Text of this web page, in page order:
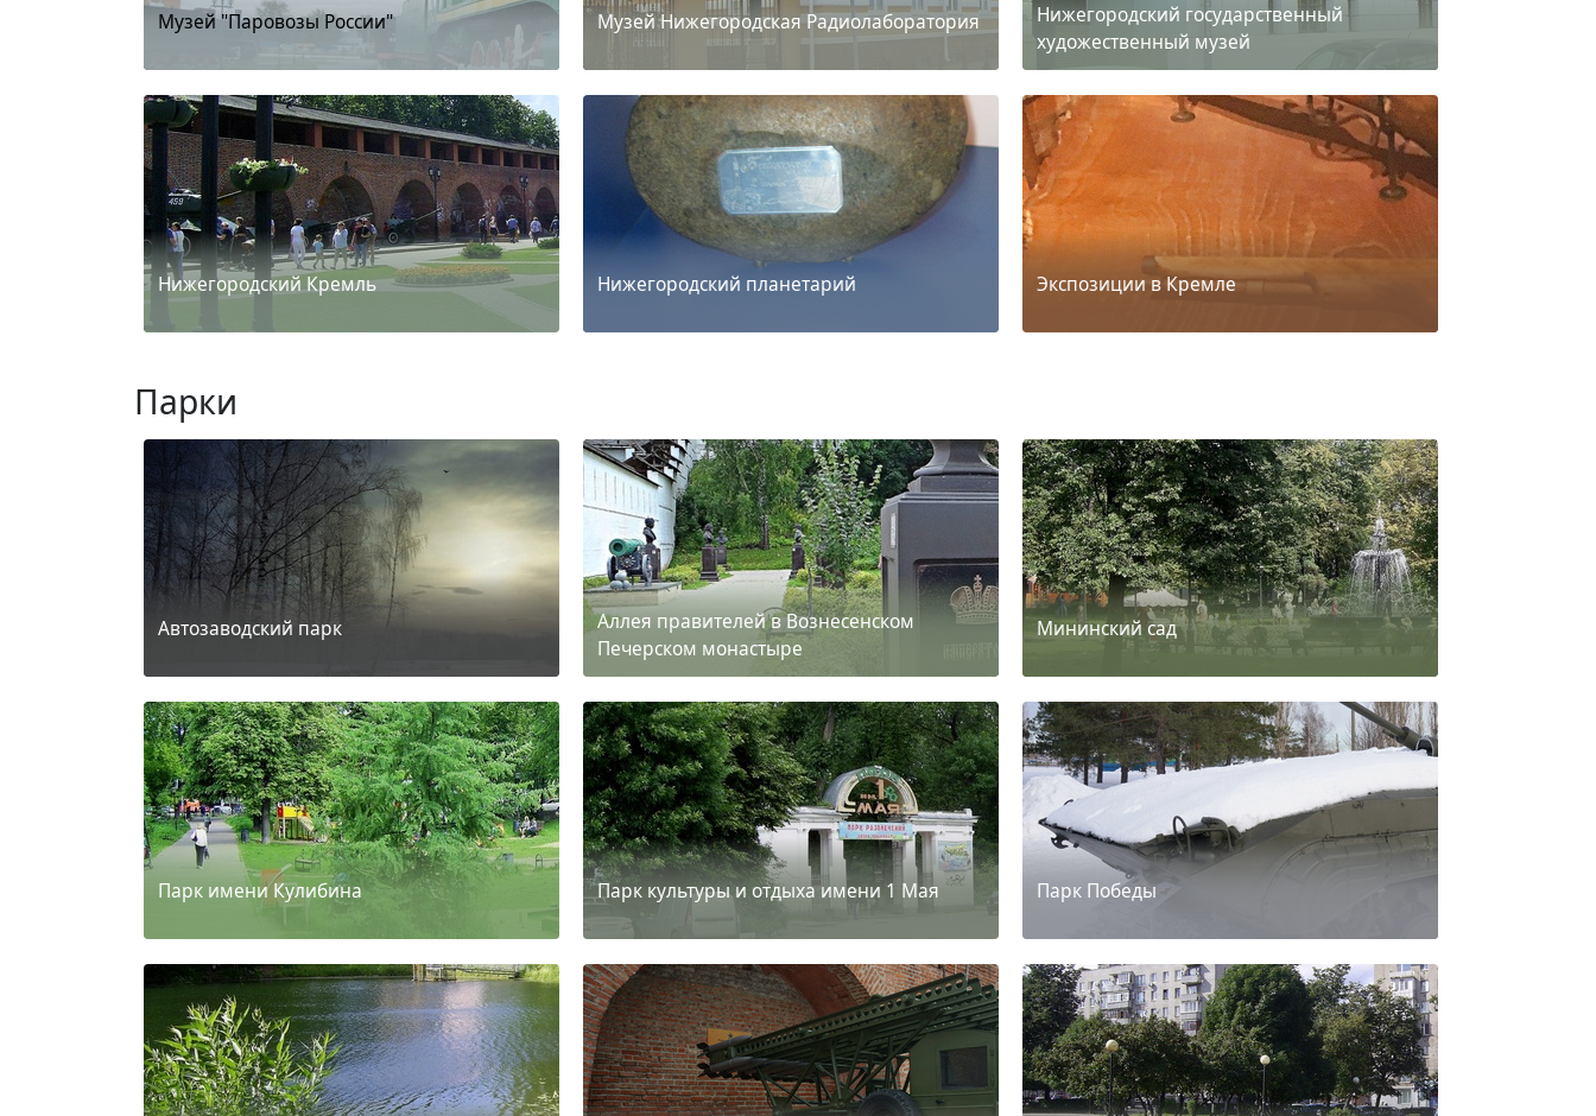
Музей "Паровозы России" Музей Нижегородская Радиолаборатория
Нижегородский государственный
художественный музей
Нижегородский Кремль Нижегородский планетарий Экспозиции в Кремле
Парки
Автозаводский парк
Аллея правителей в Вознесенском
Печерском монастыре
Мининский сад
Парк имени Кулибина Парк культуры и отдыха имени 1 Мая Парк Победы